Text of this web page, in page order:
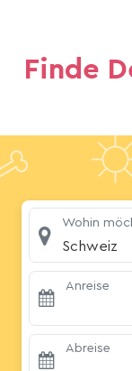
Finde
Wohin
Schweiz
Anreise
Abreise